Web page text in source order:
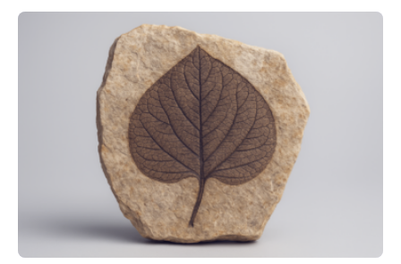
der Ruhr-Universität Bochum um Prof. Dr. Ralf Erdmann
und Dr. Ismaila Francis Yusuf hat nun einen bislang
unbekannten Qualitätskontrollmechanismus des
peroxisomalen Proteintransports in der Bäckerhefe
Saccharomyces cerevisiae entdeckt, der für die
Funktionsfähigkeit der Organellen entscheidend ist. Die
Studie wurde am 28. Oktober 2025 in der
Fachzeitschrift…